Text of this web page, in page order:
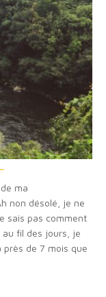
ma
non désolé, je ne
sais pas comment
au fil des jours, je
de 7 mois que